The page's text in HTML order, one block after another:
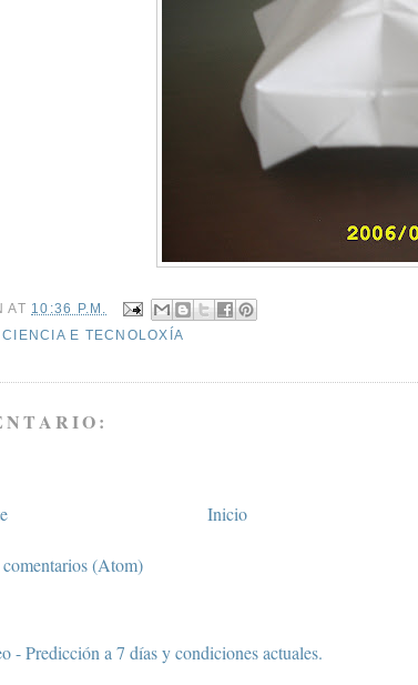
AT 10:36 P.M.
E TECNOLOXÍA
Inicio
(Atom)